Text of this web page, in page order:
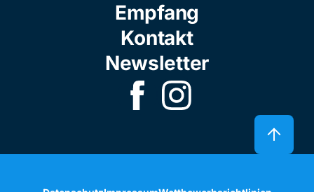
Empfang
Kontakt
Newsletter